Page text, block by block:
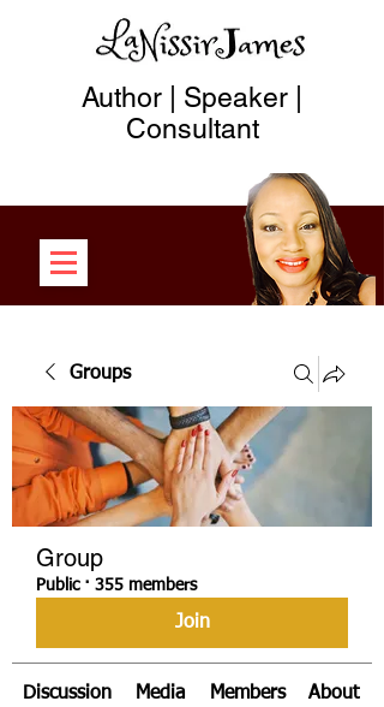
Author | Speaker |
Consultant
Groups
Group
Public · 355 members
Join
Discussion Media Members About